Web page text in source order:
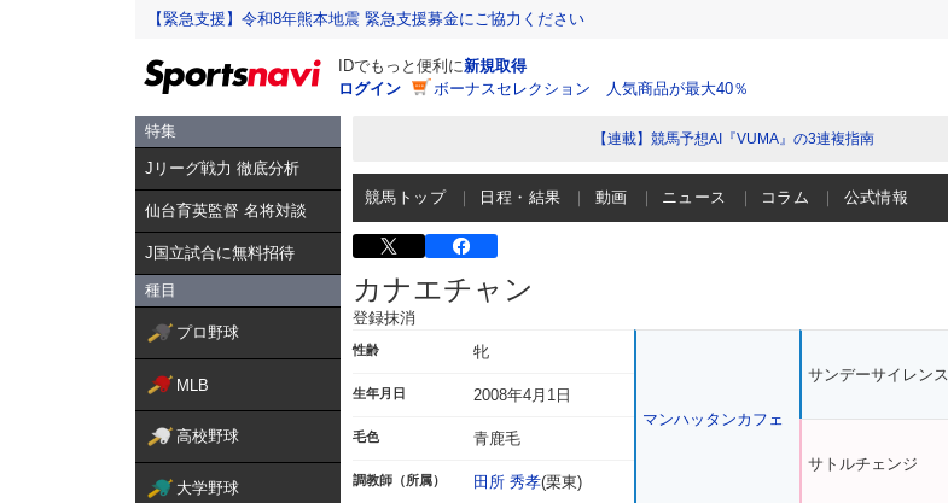
【緊急支援】令和8年熊本地震 緊急支援募金にご協力ください
IDでもっと便利に新規取得
ログイン
ボーナスセレクション 人気商品が最大40％
特集
Jリーグ戦力 徹底分析
仙台育英監督 名将対談
J国立試合に無料招待
種目
プロ野球
MLB
高校野球
大学野球
【連載】競馬予想AI『VUMA』の3連複指南
競馬トップ 日程・結果 動画 ニュース コラム 公式情報
カナエチャン
登録抹消
性齢 牝
生年月日 2008年4月1日
毛色 青鹿毛
調教師（所属） 田所 秀孝(栗東)
マンハッタンカフェ
サンデーサイレンス
サトルチェンジ